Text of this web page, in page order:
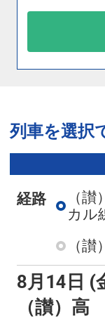
列車を選択
経路 （
カル
（
8月14日 (
（讃）